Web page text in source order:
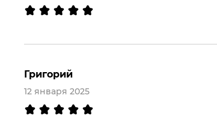
Григорий
12 января 2025